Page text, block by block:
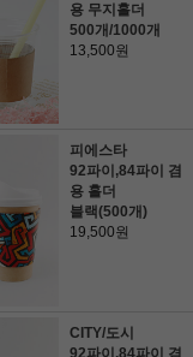
용 무지홀더
500개/1000개
13,500원
피에스타
92파이,84파이 겸
용 홀더
블랙(500개)
19,500원
CITY/도시
92파이,84파이 겸